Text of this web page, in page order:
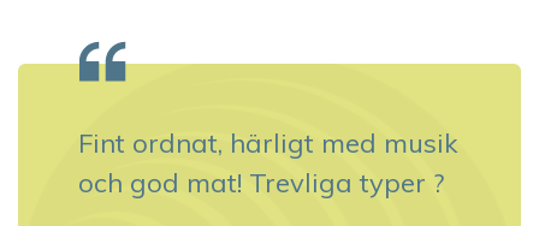
Fint ordnat, härligt med musik
och god mat! Trevliga typer ?